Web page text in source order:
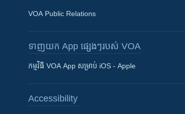
Khmer English
VOA Public Relations
ទាញយក​ App ផ្សេងៗ​របស់​ VOA
កម្មវិធី​ VOA App សម្រាប់ iOS - Apple
Accessibility